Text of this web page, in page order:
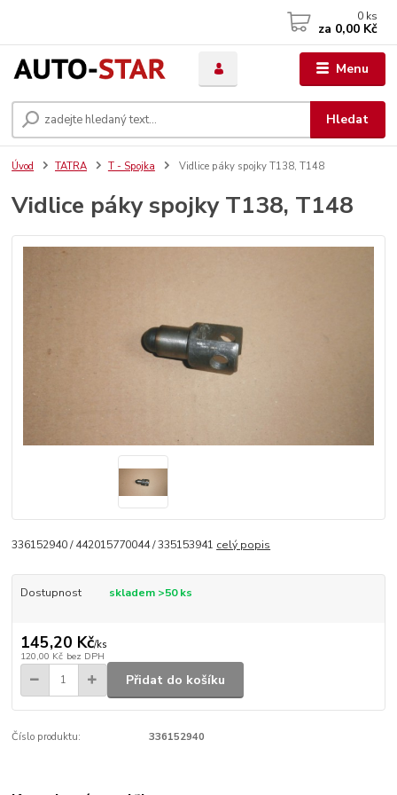
Menu
Hledat
0 ks
za 0,00 Kč
Úvod TATRA T - Spojka Vidlice páky spojky T138, T148
Vidlice páky spojky T138, T148
336152940 / 442015770044 / 335153941 celý popis
Dostupnost skladem >50 ks
145,20 Kč/ks
120,00 Kč bez DPH
Přidat do košíku
Číslo produktu: 336152940